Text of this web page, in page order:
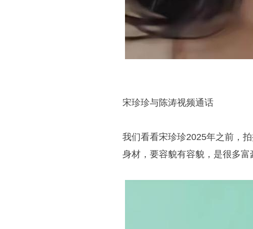
宋珍珍与陈涛视频通话
我们看看宋珍珍2025年之前，
身材，要容貌有容貌，是很多富